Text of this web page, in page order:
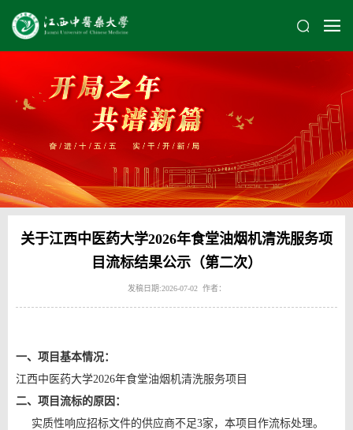
关于江西中医药大学2026年食堂油烟机清洗服务项
目流标结果公示（第二次）
发稿日期:2026-07-02 作者：
一、项目基本情况：
江西中医药大学2026年食堂油烟机清洗服务项目
二、项目流标的原因：
实质性 响应招标文件的供应商不足3家，本项目作流标处理。